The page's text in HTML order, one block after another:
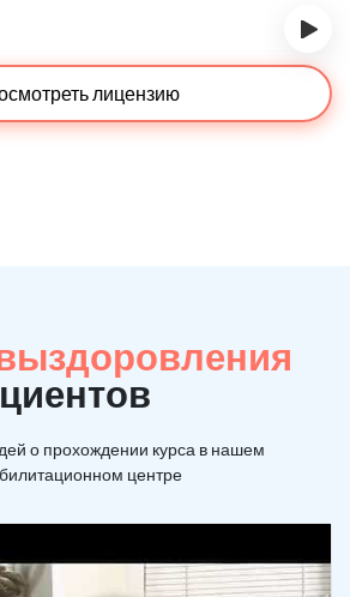
›
лицензию
о прохождении курса в нашем
центре